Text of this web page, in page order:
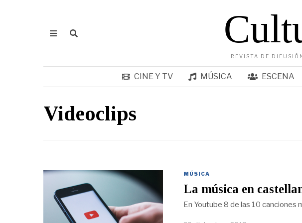
REVISTA DE
CINE Y TV MÚSICA ESCENA
Videoclips
MÚSICA
La música en
En Youtube 8 de las 10 canciones